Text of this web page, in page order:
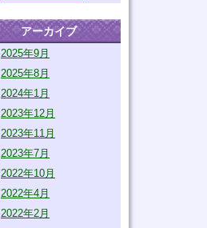
アーカイブ
2025年9月
2025年8月
2024年1月
2023年12月
2023年11月
2023年7月
2022年10月
2022年4月
2022年2月